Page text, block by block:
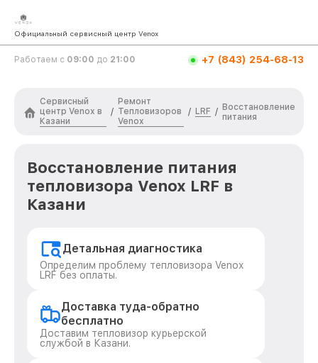
Официальный сервисный центр Venox
Работаем с 09:00 до 21:00 +7 (843) 254-68-13
Сервисный
центр Venox в
Казани
/
Ремонт
Тепловизоров
Venox
/ LRF / Восстановление
питания
Восстановление питания
тепловизора Venox LRF в
Казани
Детальная диагностика
Определим проблему тепловизора Venox
LRF без оплаты.
Доставка туда-обратно
бесплатно
Доставим тепловизор курьерской
службой в Казани.